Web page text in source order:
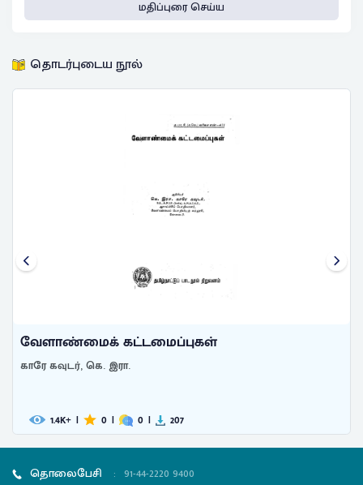
மதிப்புரை செய்ய
தொடர்புடைய நூல்
வேளாண்மைக் கட்டமைப்புகள்
காரே கவுடர், கெ. இரா.
1.4K+ | 0 | 0 | 207
தொலைபேசி : 91-44-2220 9400